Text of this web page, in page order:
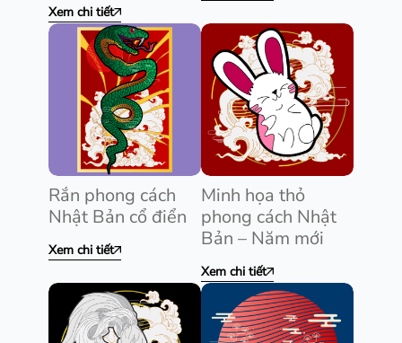
Xem chi tiết
Rắn phong cách
Nhật Bản cổ điển
Xem chi tiết
Minh họa thỏ
phong cách Nhật
Bản – Năm mới
Xem chi tiết